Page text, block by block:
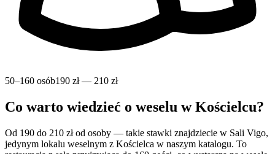
50–160 osób190 zł — 210 zł
Co warto wiedzieć o weselu w Kościelcu?
Od 190 do 210 zł od osoby — takie stawki znajdziecie w Sali Vigo,
jedynym lokalu weselnym z Kościelca w naszym katalogu. To